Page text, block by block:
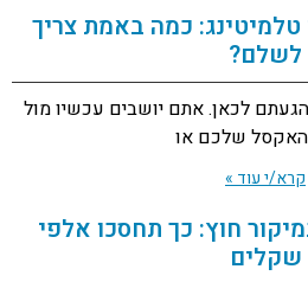
טלמיטינג: כמה באמת צריך
לשלם?
לכאן. אתם יושבים עכשיו מול
שלכם או
קרא/י עוד »
חוץ: כך תחסכו אלפי
שקלים